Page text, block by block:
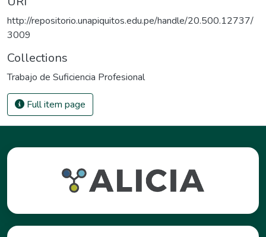
http://repositorio.unapiquitos.edu.pe/handle/20.500.12737/
3009
Collections
Trabajo de Suficiencia Profesional
Full item page